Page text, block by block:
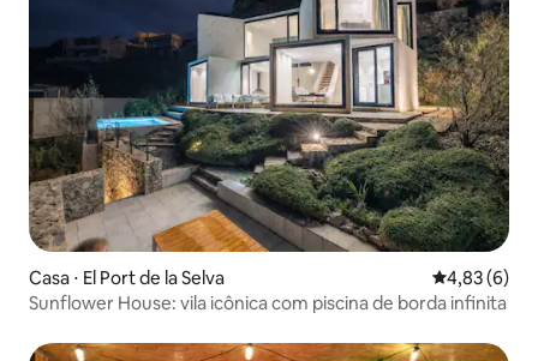
Casa ⋅ El Port de la Selva 4,83 de uma
4,83 (6)
Sunflower House: vila icônica com piscina de borda infinita